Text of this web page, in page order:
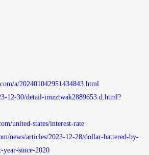
a/202401042951434843.html
12-30/detail-imzztwak2889653.d.html?
united-states/interest-rate
news/articles/2023-12-28/dollar-battered-by-
year-since-2020